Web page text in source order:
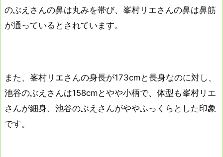
のぶえさんの鼻は丸みを帯び、峯村リエさんの鼻は鼻筋
が通っているとされています。
また、峯村リエさんの身長が173cmと長身なのに対し、
池谷のぶえさんは158cmとやや小柄で、体型も峯村リエ
さんが細身、池谷のぶえさんがややふっくらとした印象
です。